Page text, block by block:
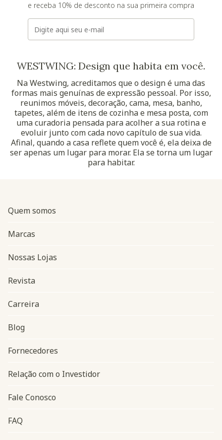
e receba 10% de desconto na sua primeira compra
E-mail
WESTWING: Design que habita em você.
Na Westwing, acreditamos que o design é uma das
formas mais genuínas de expressão pessoal. Por isso,
reunimos móveis, decoração, cama, mesa, banho,
tapetes, além de itens de cozinha e mesa posta, com
uma curadoria pensada para acolher a sua rotina e
evoluir junto com cada novo capítulo de sua vida.
Afinal, quando a casa reflete quem você é, ela deixa de
ser apenas um lugar para morar. Ela se torna um lugar
para habitar.
Navegação do rodapé
Quem somos
Marcas
Nossas Lojas
Revista
Carreira
Blog
Fornecedores
Relação com o Investidor
Fale Conosco
FAQ